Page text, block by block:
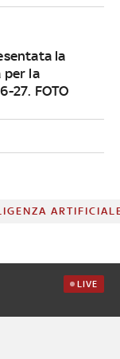
la
per la
27. FOTO
LIVE